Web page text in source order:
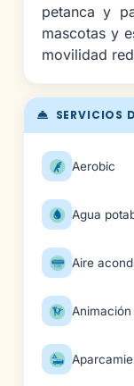
SERVICIOS
Aerobic
Agua
Aire
Animación
petanca y
mascotas y
movilidad